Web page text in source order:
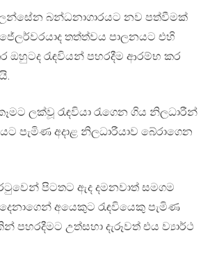
බන්ධනාගාරයට නව පත්වීමක්
ජේලර්වරයාද තත්ත්වය පාලනයට එහි
ඔහුටද රැඳවියන් පහරදීම ආරම්භ කර
ලක්වූ රැඳවියා රැගෙන ගිය නිලධාරීන්
පැමිණ අදාළ නිලධාරීයාව බේරාගෙන
පිටතට ඇද දමනවාත් සමගම
අයෙකුට රැඳවියෙකු පැමිණ
පහරදීමට උත්සහා දැරූවත් එය ව්‍යාර්ථ